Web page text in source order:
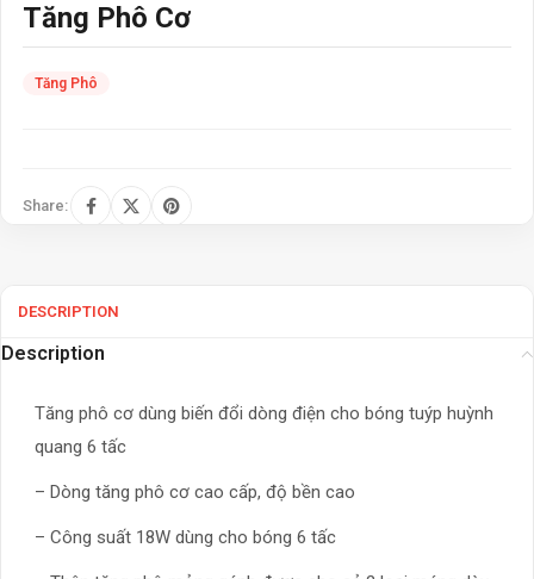
Tăng Phô Cơ
Tăng Phô
Share:
DESCRIPTION
Description
Tăng phô cơ dùng biến đổi dòng điện cho bóng tuýp huỳnh
quang 6 tấc
– Dòng tăng phô cơ cao cấp, độ bền cao
– Công suất 18W dùng cho bóng 6 tấc